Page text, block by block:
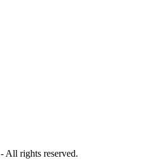
- All rights reserved.